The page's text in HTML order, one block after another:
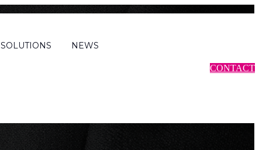
SOLUTIONS NEWS
CONTACT